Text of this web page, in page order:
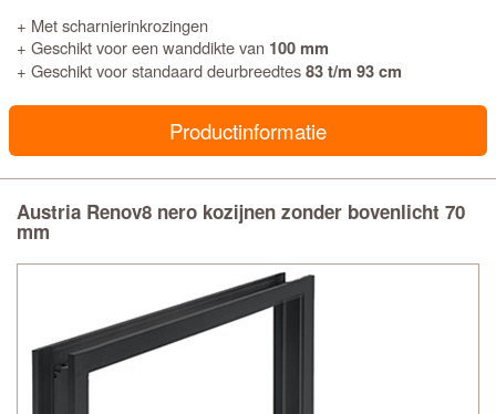
+ Met scharnierinkrozingen
+ Geschikt voor een wanddikte van 100 mm
+ Geschikt voor standaard deurbreedtes83 t/m 93 cm
Productinformatie
Austria Renov8 nero kozijnen zonder bovenlicht 70
mm